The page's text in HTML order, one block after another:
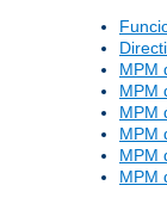
MPM
MPM
MPM
MPM
MPM
MPM